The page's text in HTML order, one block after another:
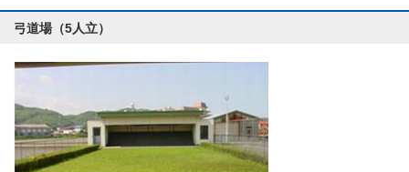
弓道場（5人立）